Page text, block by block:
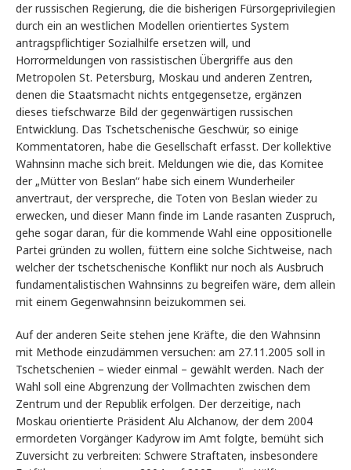
der russischen Regierung, die die bisherigen Fürsorgeprivilegien
durch ein an westlichen Modellen orientiertes System
antragspflichtiger Sozialhilfe ersetzen will, und
Horrormeldungen von rassistischen Übergriffe aus den
Metropolen St. Petersburg, Moskau und anderen Zentren,
denen die Staatsmacht nichts entgegensetze, ergänzen
dieses tiefschwarze Bild der gegenwärtigen russischen
Entwicklung. Das Tschetschenische Geschwür, so einige
Kommentatoren, habe die Gesellschaft erfasst. Der kollektive
Wahnsinn mache sich breit. Meldungen wie die, das Komitee
der „Mütter von Beslan“ habe sich einem Wunderheiler
anvertraut, der verspreche, die Toten von Beslan wieder zu
erwecken, und dieser Mann finde im Lande rasanten Zuspruch,
gehe sogar daran, für die kommende Wahl eine oppositionelle
Partei gründen zu wollen, füttern eine solche Sichtweise, nach
welcher der tschetschenische Konflikt nur noch als Ausbruch
fundamentalistischen Wahnsinns zu begreifen wäre, dem allein
mit einem Gegenwahnsinn beizukommen sei.
Auf der anderen Seite stehen jene Kräfte, die den Wahnsinn
mit Methode einzudämmen versuchen: am 27.11.2005 soll in
Tschetschenien – wieder einmal – gewählt werden. Nach der
Wahl soll eine Abgrenzung der Vollmachten zwischen dem
Zentrum und der Republik erfolgen. Der derzeitige, nach
Moskau orientierte Präsident Alu Alchanow, der dem 2004
ermordeten Vorgänger Kadyrow im Amt folgte, bemüht sich
Zuversicht zu verbreiten: Schwere Straftaten, insbesondere